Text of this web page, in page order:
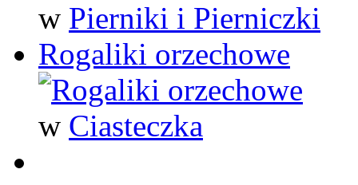
w Pierniki i Pierniczki
Rogaliki orzechowe
w Ciasteczka